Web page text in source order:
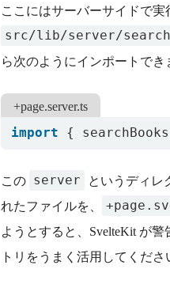
ここにはサーバーサイドで
src/lib/server/
ら次のようにインポートでき
+page.server.ts
import { searchBooks
この server
というディレ
れたファイルを、
ようとすると、SvelteKit が警
トリをうまく活用してくださ